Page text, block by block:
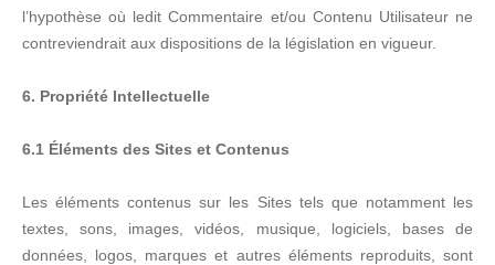
l’hypothèse où ledit Commentaire et/ou Contenu Utilisateur ne
contreviendrait aux dispositions de la législation en vigueur.
6. Propriété Intellectuelle
6.1 Éléments des Sites et Contenus
Les éléments contenus sur les Sites tels que notamment les
textes, sons, images, vidéos, musique, logiciels, bases de
données, logos, marques et autres éléments reproduits, sont